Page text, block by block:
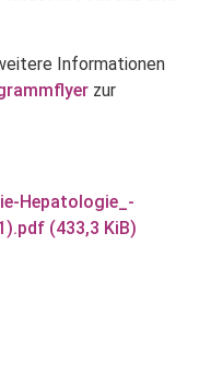
Informationen
zur
Hepatologie_-
(433,3 KiB)